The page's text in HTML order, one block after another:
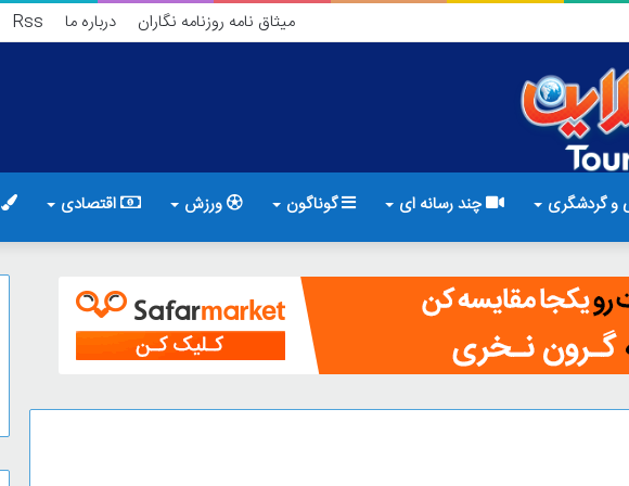
میثاق نامه روزنامه نگاران درباره ما Rss
و گردشگری چند رسانه ای گوناگون ورزش اقتصادی